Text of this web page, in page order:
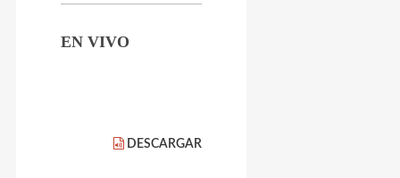
EN VIVO
DESCARGAR